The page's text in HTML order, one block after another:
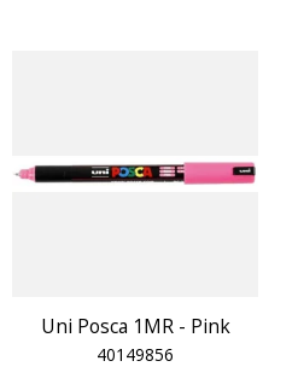
Uni Posca 1MR - Pink
40149856